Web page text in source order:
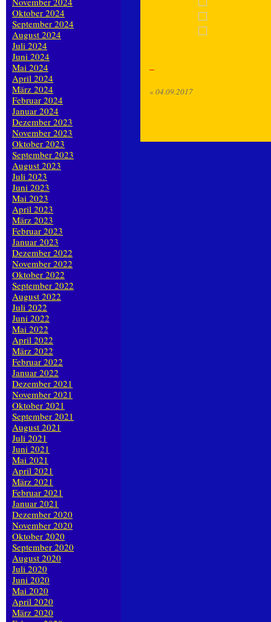
« 04.09.2017
Oktober 2024
September 2024
August 2024
Juli 2024
Juni 2024
Mai 2024
April 2024
März 2024
Februar 2024
Januar 2024
Dezember 2023
November 2023
Oktober 2023
September 2023
August 2023
Juli 2023
Juni 2023
Mai 2023
April 2023
März 2023
Februar 2023
Januar 2023
Dezember 2022
November 2022
Oktober 2022
September 2022
August 2022
Juli 2022
Juni 2022
Mai 2022
April 2022
März 2022
Februar 2022
Januar 2022
Dezember 2021
November 2021
Oktober 2021
September 2021
August 2021
Juli 2021
Juni 2021
Mai 2021
April 2021
März 2021
Februar 2021
Januar 2021
Dezember 2020
November 2020
Oktober 2020
September 2020
August 2020
Juli 2020
Juni 2020
Mai 2020
April 2020
März 2020